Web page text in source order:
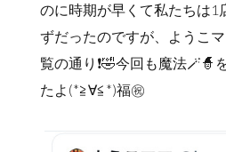
のに時期が早くて私たちは1
ずだったのですが、ようこ
覧の通り❗️🤣今回も魔法🪄🧙
たよ(*≧∀≦*)福㊗️